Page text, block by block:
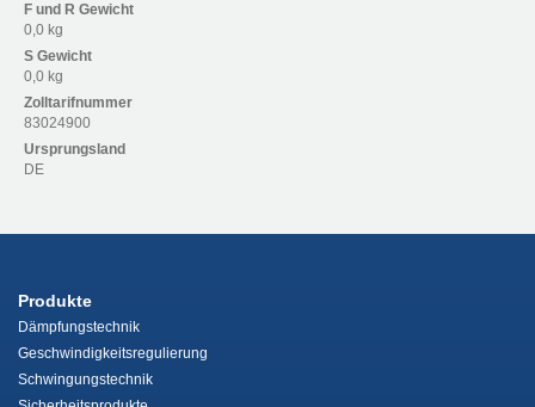
F und R Gewicht
0,0 kg
S Gewicht
0,0 kg
Zolltarifnummer
83024900
Ursprungsland
DE
Produkte
Dämpfungstechnik
Geschwindigkeitsregulierung
Schwingungstechnik